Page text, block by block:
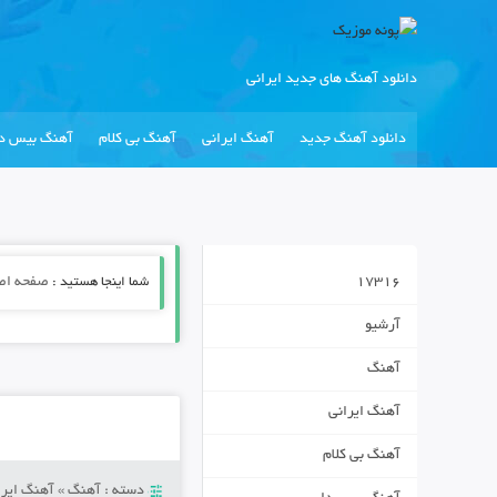
دانلود آهنگ های جدید ایرانی
دانلود آهنگ جدید آهنگ ایرانی آهنگ بی کلام آهنگ بیس
شما اینجا هستید : صفحه
دسته : آهنگ» آهنگ
17316
آرشیو
آهنگ
آهنگ ایرانی
آهنگ بی کلام